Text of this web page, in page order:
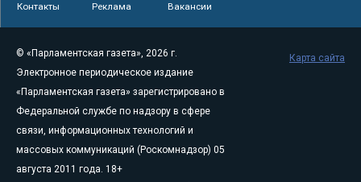
Контакты Реклама Вакансии
© «Парламентская газета», 2026 г.
Электронное периодическое издание
«Парламентская газета» зарегистрировано в
Федеральной службе по надзору в сфере
связи, информационных технологий и
массовых коммуникаций (Роскомнадзор) 05
августа 2011 года. 18+
Карта сайта